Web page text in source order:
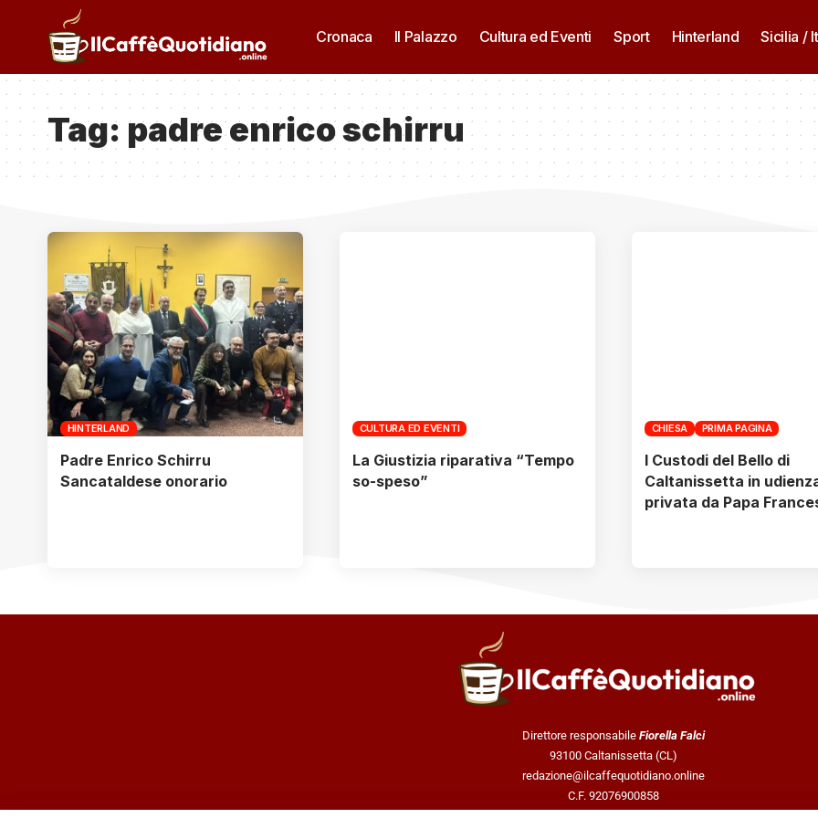
Cronaca Il Palazzo Cultura ed Eventi Sport Hinterland Sicilia /
Tag: padre enrico schirru
HINTERLAND
Padre Enrico Schirru
Sancataldese onorario
CULTURA ED EVENTI
La Giustizia riparativa “Tempo
so-speso”
CHIESA PRIMA PAGINA
I Custodi del Bello di
Caltanissetta in
privata da Papa
Direttore responsabile Fiorella Falci
93100 Caltanissetta (CL)
redazione@ilcaffequotidiano.online
C.F. 92076900858